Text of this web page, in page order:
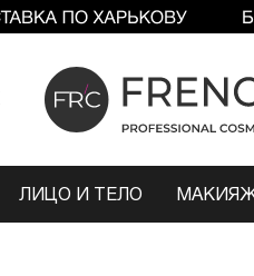
ЛИЦО И ТЕЛО